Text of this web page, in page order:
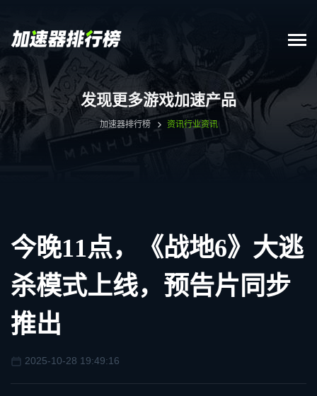
发现更多游戏加速产品
加速器排行榜 资讯行业资讯
今晚11点，《战地6》大逃
杀模式上线，预告片同步
推出
2025-10-28 19:49:16